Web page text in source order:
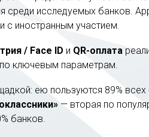
среди исследуемых банков.
с иностранным участием.
/ Face ID и QR-оплата
ключевым параметрам.
ею пользуются 89% всех
— вторая по
банков.